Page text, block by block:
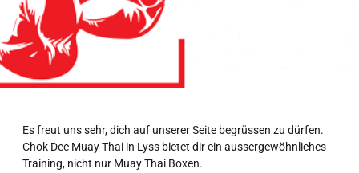
Es freut uns sehr, dich auf unserer Seite begrüssen zu dürfen.
Chok Dee Muay Thai in Lyss bietet dir ein aussergewöhnliches
Training, nicht nur Muay Thai Boxen.